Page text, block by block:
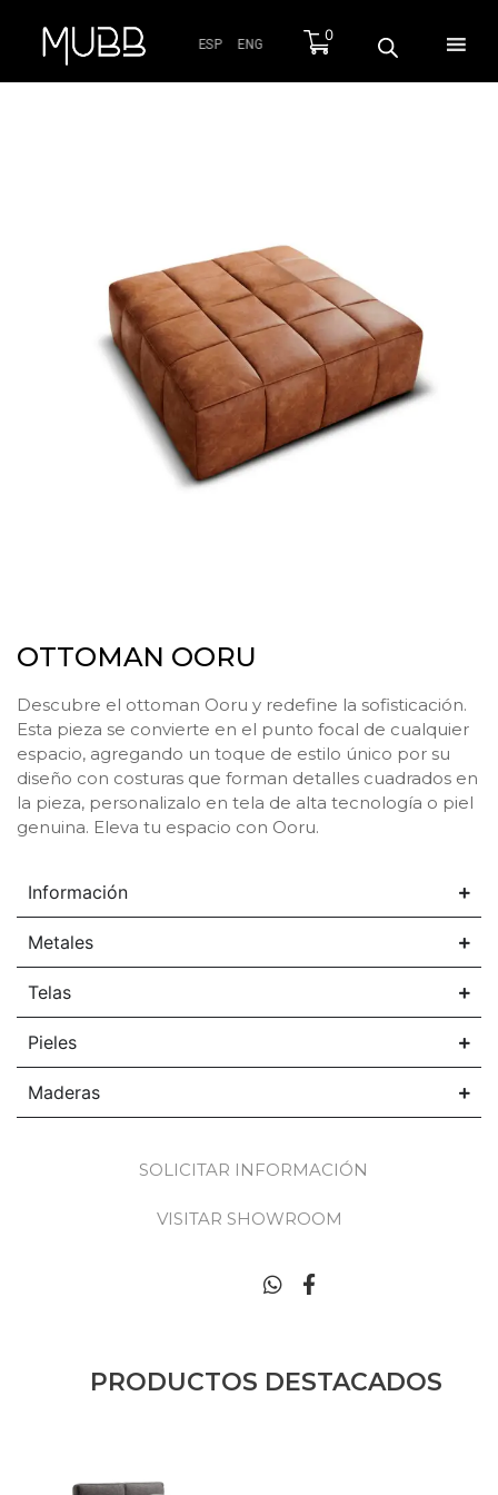
ESP ENG
0
OTTOMAN OORU
Descubre el ottoman Ooru y redefine la sofisticación.
Esta pieza se convierte en el punto focal de cualquier
espacio, agregando un toque de estilo único por su
diseño con costuras que forman detalles cuadrados en
la pieza, personalizalo en tela de alta tecnología o piel
genuina. Eleva tu espacio con Ooru.
Información
Metales
Telas
Pieles
Maderas
SOLICITAR INFORMACIÓN
VISITAR SHOWROOM
PRODUCTOS DESTACADOS